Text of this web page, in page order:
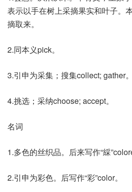
表示以手在树上采摘果实和叶子。
摘取来。
2.同本义pick。
3.引申为采集；搜集collect; gather。
4.挑选；采纳choose; accept。
名词
1.多色的丝织品。后来写作“綵
2.引申为彩色。后写作“彩”color。